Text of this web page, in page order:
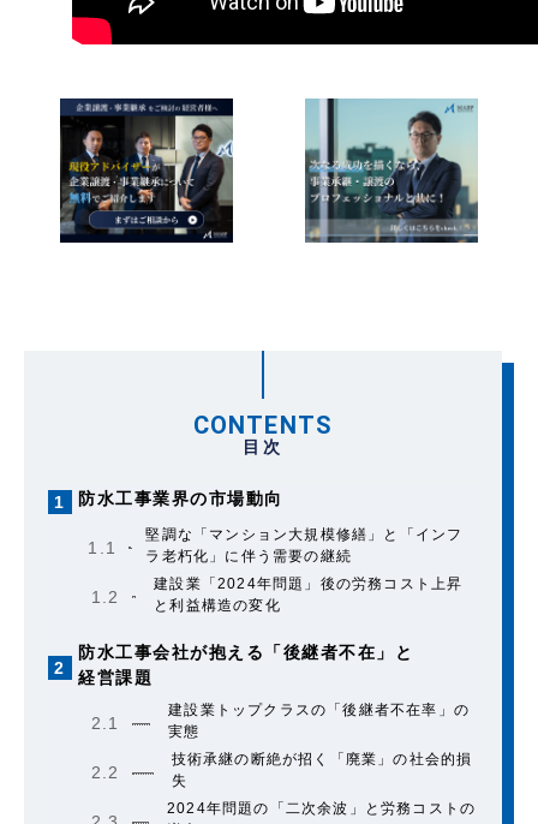
CONTENTS
目次
1 防水工事業界の市場動向
1.1
堅調な「マンション大規模修繕」と「インフ
ラ老朽化」に伴う需要の継続
1.2
建設業「2024年問題」後の労務コスト上昇
と利益構造の変化
2
防水工事会社が抱える「後継者不在」と
経営課題
2.1
建設業トップクラスの「後継者不在率」の
実態
2.2
技術承継の断絶が招く「廃業」の社会的損
失
2024年問題の「二次余波」と労務コストの